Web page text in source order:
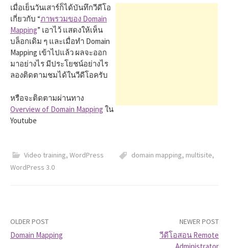
o
เมื่อเย็นวันเสาร์ก็ได้บันทึกวีดีโอ
เกี่ยวกับ “ภาพรวมของ Domain
Mapping” เอาไว้ แสดงให้เห็น
บล็อกเดิม ๆ และเมื่อทำ Domain
Mapping เข้าไปแล้ว ผลจะออก
มาอย่างไร มีประโยชน์อย่างไร
ลองติดตามชมได้ในวีดีโอครับ
หรือจะติดตามผ่านทาง
Overview of Domain Mapping ใน
Youtube
Video training, WordPress domain mapping, multisite,
WordPress 3.0
OLDER POST
Domain Mapping
NEWER POST
วีดีโอสอน Remote